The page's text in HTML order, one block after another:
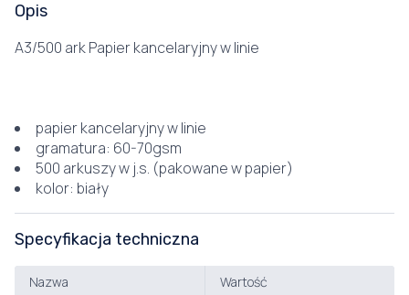
Opis
A3/500 ark Papier kancelaryjny w linie
papier kancelaryjny w linie
gramatura: 60-70gsm
500 arkuszy w j.s. (pakowane w papier)
kolor: biały
Specyfikacja techniczna
Nazwa
Wartość